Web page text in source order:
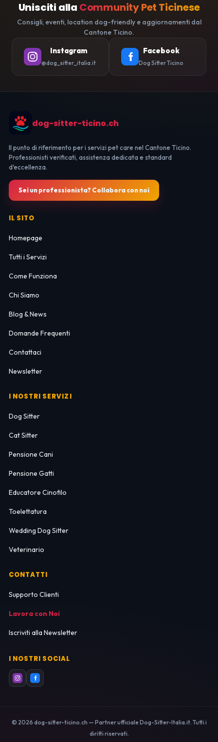
Unisciti alla Community Pet Ticinese
Consigli, eventi, location dog-friendly e aggiornamenti dal
Cantone Ticino.
Instagram
@dog_sitter_italia.it
Facebook
Dog Sitter Ticino
dog-sitter-ticino.ch
Il punto di riferimento per i servizi pet care nel Cantone Ticino.
Professionisti verificati, assistenza dedicata e standard
d'eccellenza.
Sei un professionista? Collabora con noi
IL SITO
Homepage
Tutti i Servizi
Come Funziona
Chi Siamo
Blog & News
Domande Frequenti
Contattaci
Newsletter
I NOSTRI SERVIZI
Dog Sitter
Cat Sitter
Pensione Cani
Pensione Gatti
Educatore Cinofilo
Toelettatura
Wedding Dog Sitter
Veterinario
CONTATTI
Supporto Clienti
Lavora con Noi
Iscriviti alla Newsletter
I NOSTRI SOCIAL
© 2026 dog-sitter-ticino.ch — Partner ufficiale Dog-Sitter-Italia.it. Tutti i
diritti riservati.